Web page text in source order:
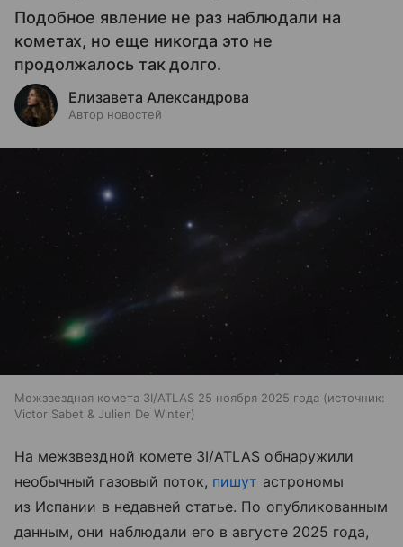
Подобное явление не раз наблюдали на
кометах, но еще никогда это не
продолжалось так долго.
Елизавета Александрова
Автор новостей
Межзвездная комета 3I/ATLAS 25 ноября 2025 года
источник:
Victor Sabet & Julien De Winter
На межзвездной комете 3I/ATLAS обнаружили
необычный газовый поток, пишут астрономы
из Испании в недавней статье. По опубликованным
данным, они наблюдали его в августе 2025 года,